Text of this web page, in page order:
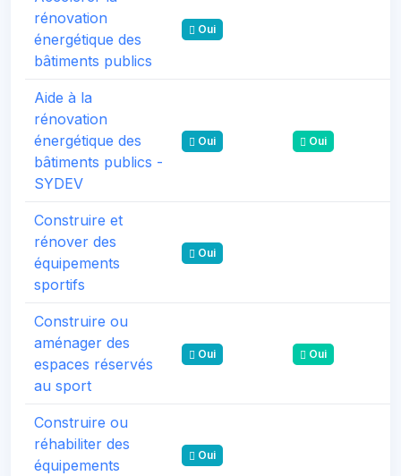
rénovation
énergétique des
bâtiments publics
Oui
Aide à la
rénovation
énergétique des
bâtiments publics -
SYDEV
Oui Oui
Construire et
rénover des
équipements
sportifs
Oui
Construire ou
aménager des
espaces réservés
au sport
Oui Oui
Construire ou
réhabiliter des
équipements
Oui